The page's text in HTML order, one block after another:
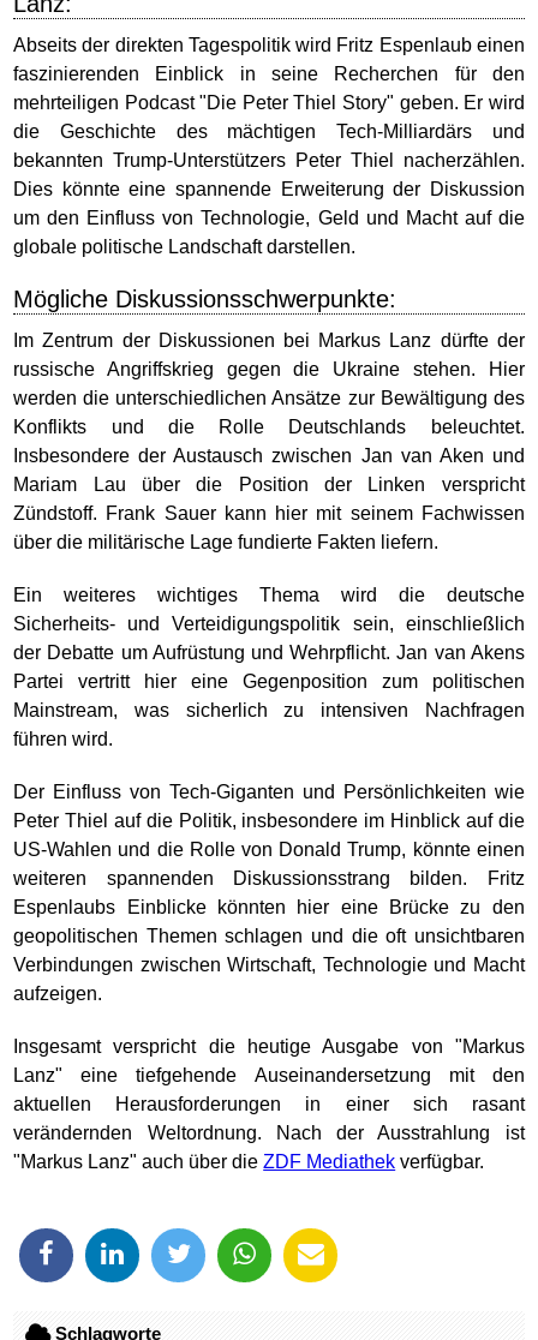
Abseits der direkten Tagespolitik wird Fritz Espenlaub einen
faszinierenden Einblick in seine Recherchen für den
mehrteiligen Podcast "Die Peter Thiel Story" geben. Er wird
die Geschichte des mächtigen Tech-Milliardärs und
bekannten Trump-Unterstützers Peter Thiel nacherzählen.
Dies könnte eine spannende Erweiterung der Diskussion
um den Einfluss von Technologie, Geld und Macht auf die
globale politische Landschaft darstellen.
Mögliche Diskussionsschwerpunkte:
Im Zentrum der Diskussionen bei Markus Lanz dürfte der
russische Angriffskrieg gegen die Ukraine stehen. Hier
werden die unterschiedlichen Ansätze zur Bewältigung des
Konflikts und die Rolle Deutschlands beleuchtet.
Insbesondere der Austausch zwischen Jan van Aken und
Mariam Lau über die Position der Linken verspricht
Zündstoff. Frank Sauer kann hier mit seinem Fachwissen
über die militärische Lage fundierte Fakten liefern.
Ein weiteres wichtiges Thema wird die deutsche
Sicherheits- und Verteidigungspolitik sein, einschließlich
der Debatte um Aufrüstung und Wehrpflicht. Jan van Akens
Partei vertritt hier eine Gegenposition zum politischen
Mainstream, was sicherlich zu intensiven Nachfragen
führen wird.
Der Einfluss von Tech-Giganten und Persönlichkeiten wie
Peter Thiel auf die Politik, insbesondere im Hinblick auf die
US-Wahlen und die Rolle von Donald Trump, könnte einen
weiteren spannenden Diskussionsstrang bilden. Fritz
Espenlaubs Einblicke könnten hier eine Brücke zu den
geopolitischen Themen schlagen und die oft unsichtbaren
Verbindungen zwischen Wirtschaft, Technologie und Macht
aufzeigen.
Insgesamt verspricht die heutige Ausgabe von "Markus
Lanz" eine tiefgehende Auseinandersetzung mit den
aktuellen Herausforderungen in einer sich rasant
verändernden Weltordnung. Nach der Ausstrahlung ist
"Markus Lanz" auch über dieZDF Mediathek verfügbar.
Schlagworte